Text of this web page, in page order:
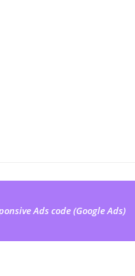
Ads code (Google Ads)